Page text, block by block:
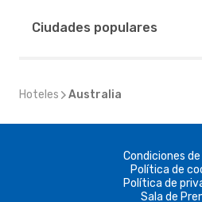
Ciudades populares
Hoteles Australia
Condiciones
Política de
Política de
Sala de